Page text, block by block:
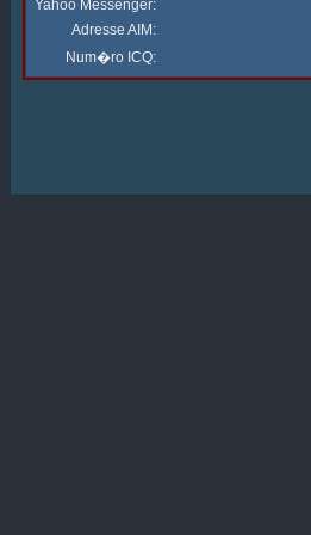
Yahoo Messenger:
Adresse AIM:
Num�ro ICQ: